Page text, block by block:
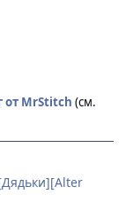
от MrStitch (см.